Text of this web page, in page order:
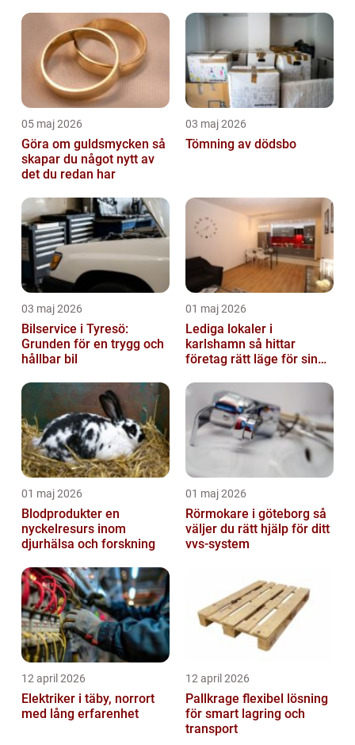
05 maj 2026
Göra om guldsmycken så
skapar du något nytt av
det du redan har
03 maj 2026
Tömning av dödsbo
03 maj 2026
Bilservice i Tyresö:
Grunden för en trygg och
hållbar bil
01 maj 2026
Lediga lokaler i
karlshamn så hittar
företag rätt läge för sin
01 maj 2026
Blodprodukter en
nyckelresurs inom
djurhälsa och forskning
01 maj 2026
Rörmokare i göteborg så
väljer du rätt hjälp för ditt
vvs-system
12 april 2026
Elektriker i täby, norrort
med lång erfarenhet
12 april 2026
Pallkrage flexibel lösning
för smart lagring och
transport